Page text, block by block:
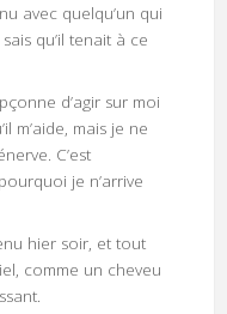
avec quelqu’un qui
qu’il tenait à ce
d’agir sur moi
m’aide, mais je ne
C’est
je n’arrive
hier soir, et tout
comme un cheveu